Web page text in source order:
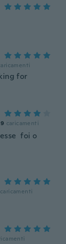
for
9 caricamenti
foi o
caricamenti